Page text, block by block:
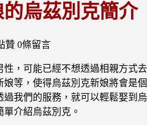
烏茲別克簡介
贊 0條留言
性，可能已經不想透過相親方式去
等，使得烏茲別克新娘將會是個
過我們的服務，就可以輕鬆娶到烏
介紹烏茲別克。